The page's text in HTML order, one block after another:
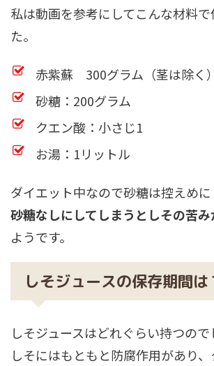
私は動画を参考にしてこんな材料
た。
赤紫蘇 300グラム（茎は除く）
砂糖：200グラム
クエン酸：小さじ1
お湯：1リットル
ダイエット中なので砂糖は控えめに
砂糖なしにしてしまうとしその苦
ようです。
しそジュースの保存期間は
しそジュースはどれぐらい持つので
しそにはもともと防腐作用があり